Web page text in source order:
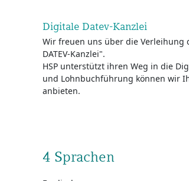
Digitale Datev-Kanzlei
Wir freuen uns über die Verleihung
DATEV-Kanzlei".
HSP unterstützt ihren Weg in die
und Lohnbuchführung können wir
anbieten.
4 Sprachen